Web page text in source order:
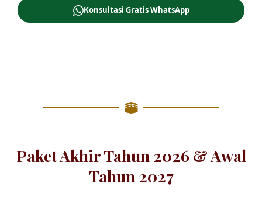
Konsultasi Gratis WhatsApp
Paket Akhir Tahun 2026 & Awal
Tahun 2027